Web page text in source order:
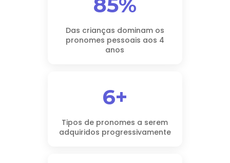
Das crianças dominam os
pronomes pessoais aos 4
anos
6+
Tipos de pronomes a serem
adquiridos progressivamente